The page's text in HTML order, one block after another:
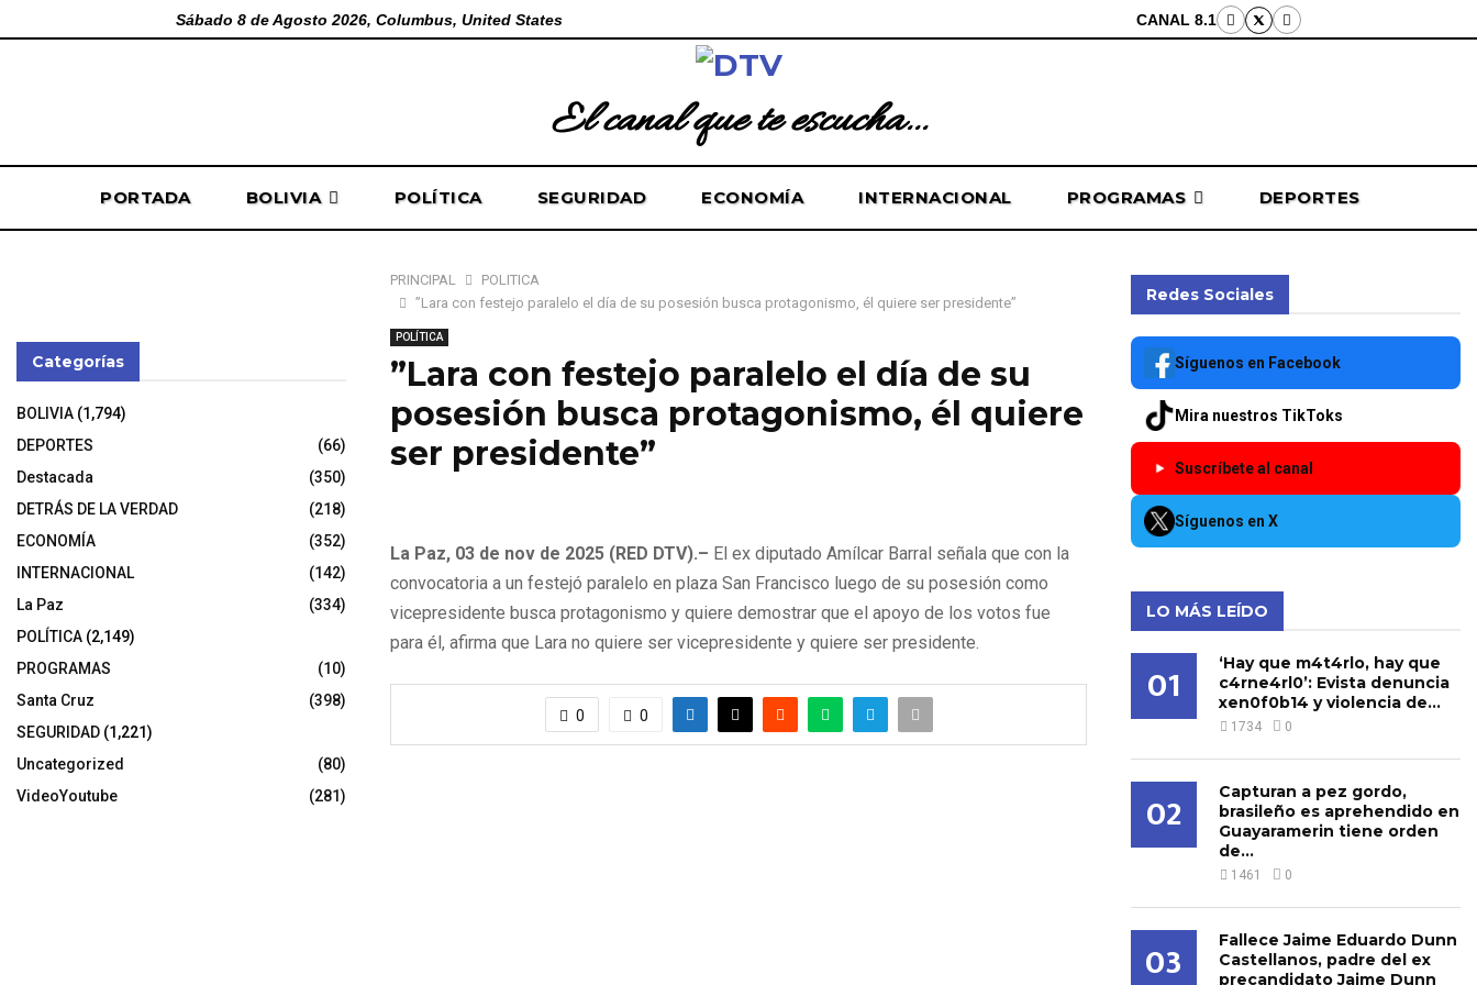
Sábado 8 de Agosto 2026, Columbus, United States CANAL 8.1
El canal que te escucha...
PORTADA BOLIVIA POLÍTICA SEGURIDAD ECONOMÍA INTERNACIONAL PROGRAMAS DEPORTES
PRINCIPAL
POLÍTICA
‎”Lara con festejo paralelo el día de su posesión busca protagonismo, él quiere ser presidente”
POLÍTICA
‎”Lara con festejo paralelo el día de su
posesión busca protagonismo, él quiere
ser presidente”
La Paz, 03 de nov de 2025 (RED DTV).– El ex diputado Amílcar Barral señala que con la
convocatoria a un festejó paralelo en plaza San Francisco luego de su posesión como
vicepresidente busca protagonismo y quiere demostrar que el apoyo de los votos fue
para él, afirma que Lara no quiere ser vicepresidente y quiere ser presidente.
0 0
Categorías
BOLIVIA (1,794)
DEPORTES
(66)
Destacada
(350)
DETRÁS DE LA VERDAD
(218)
ECONOMÍA
(352)
INTERNACIONAL
(142)
La Paz
(334)
POLÍTICA (2,149)
PROGRAMAS
(10)
Santa Cruz
(398)
SEGURIDAD (1,221)
Uncategorized
(80)
VideoYoutube
(281)
Redes Sociales
Síguenos en Facebook
Mira nuestros TikToks
Suscríbete al canal
Síguenos en X
LO MÁS LEÍDO
01
‘Hay que m4t4rlo, hay que
c4rne4rl0’: Evista denuncia
xen0f0b14 y violencia de...
1734 0
02
Capturan a pez gordo,
brasileño es aprehendido en
Guayaramerin tiene orden
de...
1461 0
03
Fallece Jaime Eduardo Dunn
Castellanos, padre del ex
precandidato Jaime Dunn